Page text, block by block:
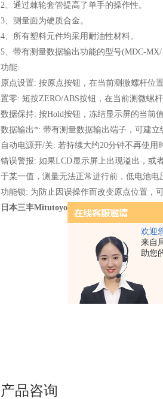
欢迎
来自
助您
2、通过棘轮套管提高了单手的操作性。
3、测量面为硬质合金。
4、所有塑料元件均采用耐油性材料。
5、带有测量数据输出功能的型号(MDC-
功能:
原点设置: 按原点按钮，在当前测微螺杆位
置零: 短按ZERO/ABS按钮，在当前测微螺
数据保持: 按Hold按钮，冻结显示屏的当前
数据输出*: 带有测量数据输出端子，可建
自动电源开/关: 若持续大约20分钟不再使
错误警报: 如果LCD显示屏上出现溢出，或
于某一值，测量无法正常进行前，低电池电
功能锁: 为防止因误操作而改变原点位置，
日本三丰Mitutoyo数显外径千分尺293-243-30
产品咨询